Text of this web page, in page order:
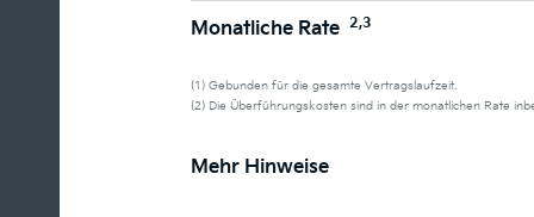
Monatliche Rate 2,3
(1) Gebunden für die gesamte Vertragslaufzeit.
(2) Die Überführungskosten sind in der monatlichen Rate
Mehr Hinweise